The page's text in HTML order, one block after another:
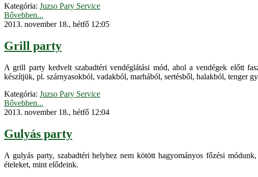
Kategória: Juzso Pary Service
Bővebben...
2013. november 18., hétfő 12:05
Grill party
A grill party kedvelt szabadtéri vendéglátási mód, ahol a vendégek előtt
készítjük, pl. szárnyasokból, vadakból, marhából, sertésből, halakból, tenger
Kategória: Juzso Pary Service
Bővebben...
2013. november 18., hétfő 12:04
Gulyás party
A gulyás party, szabadtéri helyhez nem kötött hagyományos főzési
ételeket, mint elődeink.